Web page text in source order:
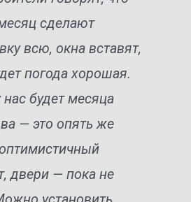
сделают
всю, окна вставят,
погода хорошая.
нас будет месяца
— это опять же
двери — пока не